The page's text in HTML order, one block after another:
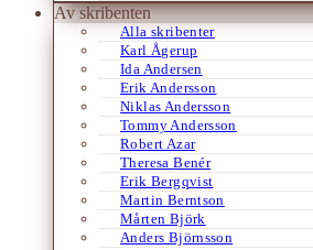
Av skribenten
Alla skribenter
Karl Ågerup
Ida Andersen
Erik Andersson
Niklas Andersson
Tommy Andersson
Robert Azar
Theresa Benér
Erik Bergqvist
Martin Berntson
Mårten Björk
Anders Björnsson